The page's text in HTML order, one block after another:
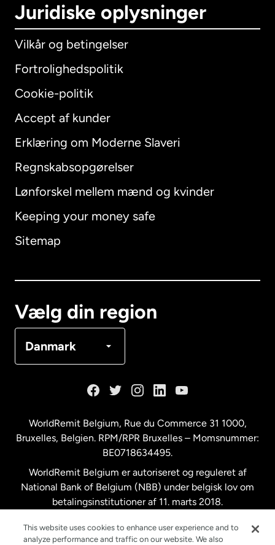
Juridiske oplysninger
Vilkår og betingelser
Fortrolighedspolitik
Cookie-politik
Accept af kunder
Erklæring om Moderne Slaveri
Regnskabsopgørelser
Lønforskel mellem mænd og kvinder
Keeping your money safe
Sitemap
Vælg din region
Danmark
International English
Australien
Malaysia
New Zealand
Spanien
WorldRemit Belgium, Rue du Commerce 31 1000,
Bruxelles, Belgien. RPM/RPR Bruxelles – Momsnummer:
BE0718634495.
WorldRemit Belgium er autoriseret og reguleret af
National Bank of Belgium (NBB) under belgisk lov om
betalingsinstitutioner af 11. marts 2018.
This website uses cookies to enhance user experience and to
analyze performance and traffic on our website. We also